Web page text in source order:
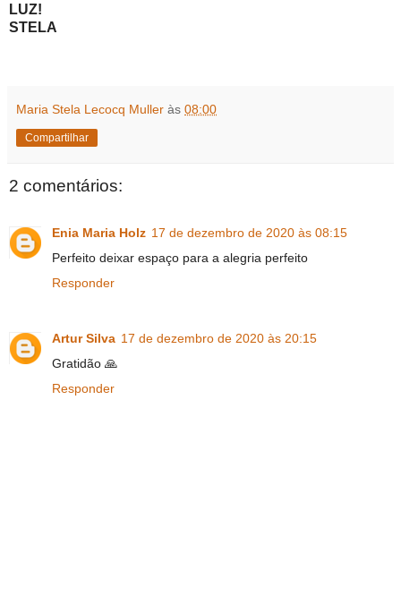
LUZ!
STELA
Maria Stela Lecocq Muller às 08:00
Compartilhar
2 comentários:
Enia Maria Holz 17 de dezembro de 2020 às 08:15
Perfeito deixar espaço para a alegria perfeito
Responder
Artur Silva 17 de dezembro de 2020 às 20:15
Gratidão 🙏
Responder